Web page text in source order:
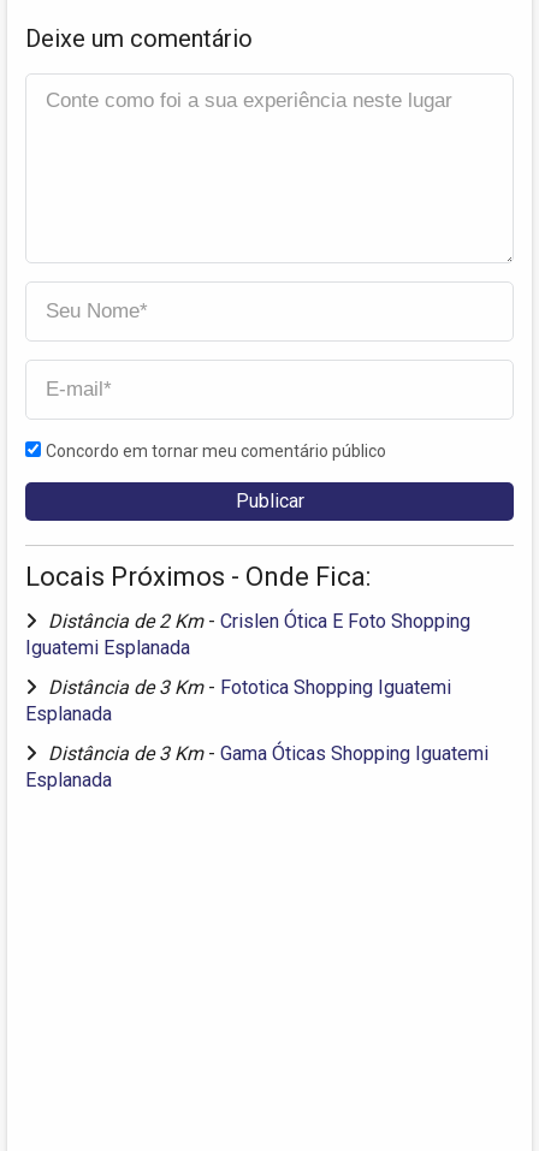
Deixe um comentário
Concordo em tornar meu comentário público
Locais Próximos - Onde Fica:
Distância de 2 Km - Crislen Ótica E Foto Shopping
Iguatemi Esplanada
Distância de 3 Km - Fototica Shopping Iguatemi
Esplanada
Distância de 3 Km - Gama Óticas Shopping Iguatemi
Esplanada